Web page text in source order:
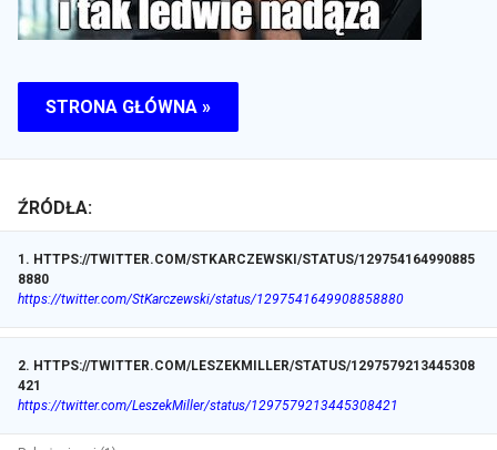
STRONA GŁÓWNA »
ŹRÓDŁA:
1 . HTTPS://TWITTER.COM/STKARCZEWSKI/STATUS/129754164990885
8880
https://twitter.com/StKarczewski/status/1297541649908858880
2. HTTPS://TWITTER.COM/LESZEKMILLER/STATUS/1297579213445308
421
https://twitter.com/LeszekMiller/status/1297579213445308421